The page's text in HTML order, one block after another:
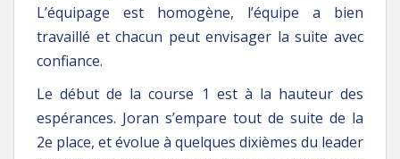
L’équipage est homogène, l’équipe a bien
travaillé et chacun peut envisager la suite avec
confiance.
Le début de la course 1 est à la hauteur des
espérances. Joran s’empare tout de suite de la
2e place, et évolue à quelques dixièmes du leader